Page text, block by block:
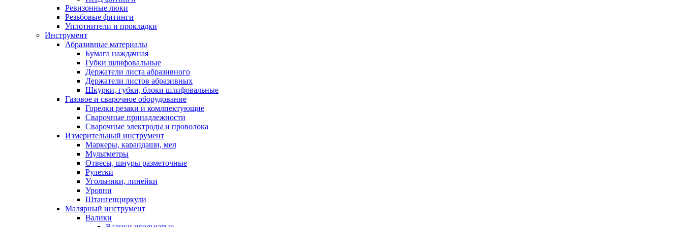
Ревизонные люки
Резьбовые фитинги
Уплотнители и прокладки
Инструмент
Абразивные материалы
Бумага наждачная
Губки шлифовальные
Держатели листа абразивного
Держатели листов абразивных
Шкурки, губки, блоки шлифовальные
Газовое и сварочное оборудование
Горелки резаки и комлпектующие
Сварочные принадлежности
Сварочные электроды и проволока
Измерительный инструмент
Маркеры, карандаши, мел
Мультметры
Отвесы, шнуры разметочные
Рулетки
Угольники, линейки
Уровни
Штангенциркули
Малярный инструмент
Валики